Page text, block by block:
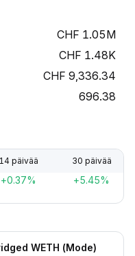
1.05M
1.48K
9,336.34
696.38
14 päivää 30 päivää
+0.37% +5.45%
WETH (Mode)